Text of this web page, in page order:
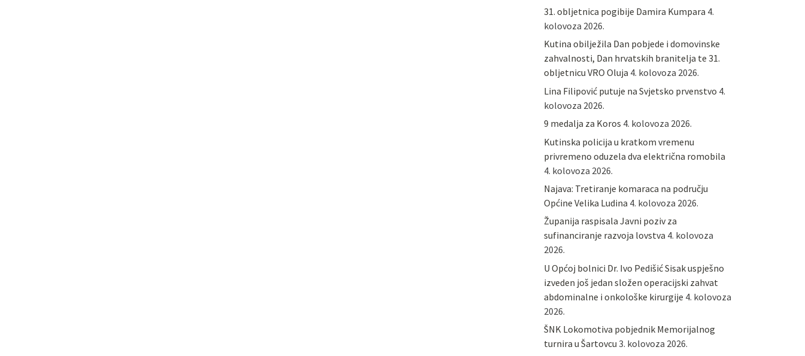
31. obljetnica pogibije Damira Kumpara 4.
kolovoza 2026.
Kutina obilježila Dan pobjede i domovinske
zahvalnosti, Dan hrvatskih branitelja te 31.
obljetnicu VRO Oluja 4. kolovoza 2026.
Lina Filipović putuje na Svjetsko prvenstvo 4.
kolovoza 2026.
9 medalja za Koros 4. kolovoza 2026.
Kutinska policija u kratkom vremenu
privremeno oduzela dva električna romobila
4. kolovoza 2026.
Najava: Tretiranje komaraca na području
Općine Velika Ludina 4. kolovoza 2026.
Županija raspisala Javni poziv za
sufinanciranje razvoja lovstva 4. kolovoza
2026.
U Općoj bolnici Dr. Ivo Pedišić Sisak uspješno
izveden još jedan složen operacijski zahvat
abdominalne i onkološke kirurgije 4. kolovoza
2026.
ŠNK Lokomotiva pobjednik Memorijalnog
turnira u Šartovcu 3. kolovoza 2026.